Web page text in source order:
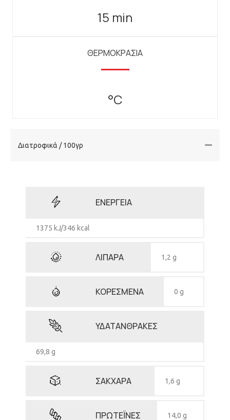
15 min
ΘΕΡΜΟΚΡΑΣΙΑ
°C
Διατροφικά / 100γρ
ΕΝΕΡΓΕΙΑ
1375 kJ/346 kcal
ΛΙΠΑΡΑ 1,2 g
ΚΟΡΕΣΜΕΝΑ 0 g
ΥΔΑΤΑΝΘΡΑΚΕΣ
69,8 g
ΣΑΚΧΑΡΑ 1,6 g
ΠΡΩΤΕΪΝΕΣ 14,0 g